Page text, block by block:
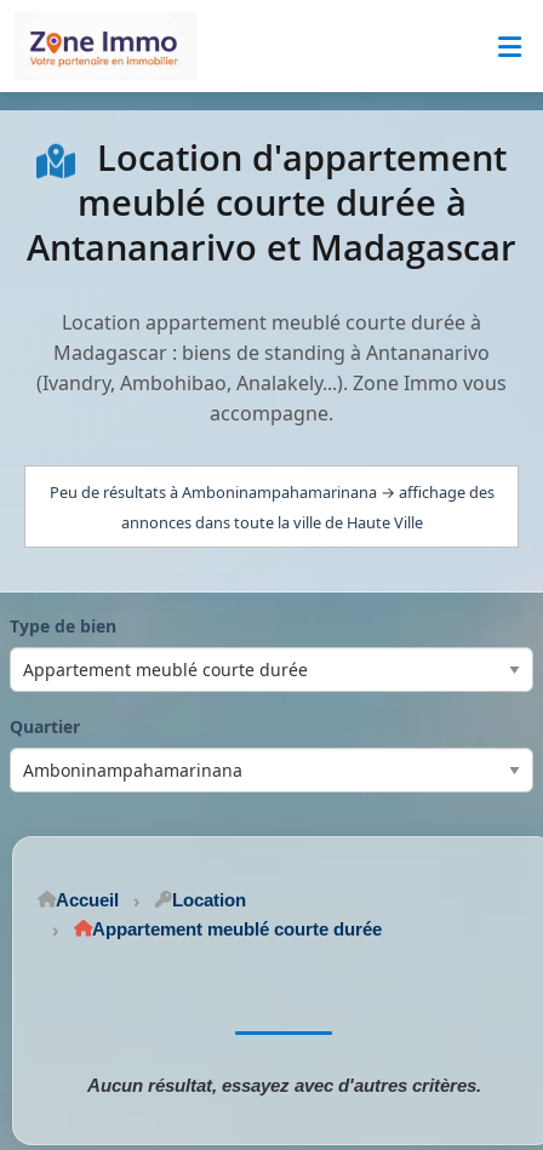
Location d'appartement
meublé courte durée à
Antananarivo et Madagascar
Location appartement meublé courte durée à
Madagascar : biens de standing à Antananarivo
(Ivandry, Ambohibao, Analakely...). Zone Immo vous
accompagne.
Peu de résultats à Amboninampahamarinana → affichage des
annonces dans toute la ville de Haute Ville
Type de bien
Quartier
Accueil
Location
Appartement meublé courte durée
Aucun résultat, essayez avec d'autres critères.